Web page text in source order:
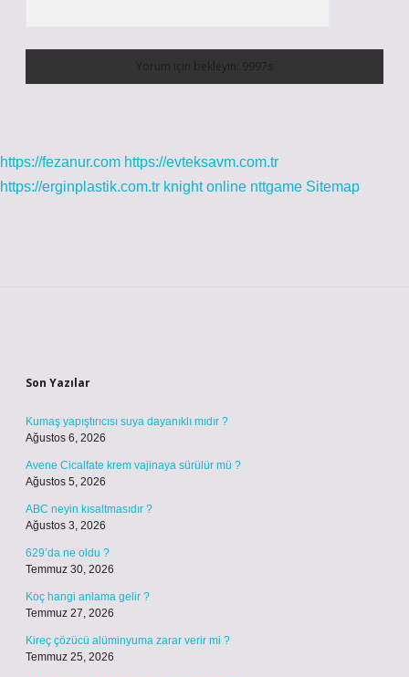
https://fezanur.com https://evteksavm.com.tr
https://erginplastik.com.tr knight online nttgame Sitemap
Son Yazılar
Kumaş yapıştırıcısı suya dayanıklı mıdır ?
Ağustos 6, 2026
Avene Cicalfate krem vajinaya sürülür mü ?
Ağustos 5, 2026
ABC neyin kısaltmasıdır ?
Ağustos 3, 2026
629’da ne oldu ?
Temmuz 30, 2026
Koç hangi anlama gelir ?
Temmuz 27, 2026
Kireç çözücü alüminyuma zarar verir mi ?
Temmuz 25, 2026